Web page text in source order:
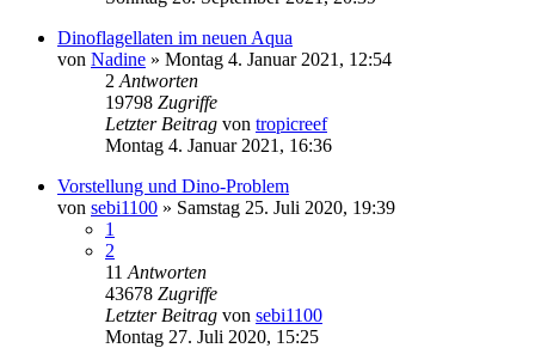
Dinoflagellaten im neuen Aqua
von Nadine » Montag 4. Januar 2021, 12:54
2 Antworten
19798 Zugriffe
Letzter Beitrag von tropicreef
Montag 4. Januar 2021, 16:36
Vorstellung und Dino-Problem
von sebi1100 » Samstag 25. Juli 2020, 19:39
1
2
11 Antworten
43678 Zugriffe
Letzter Beitrag von sebi1100
Montag 27. Juli 2020, 15:25